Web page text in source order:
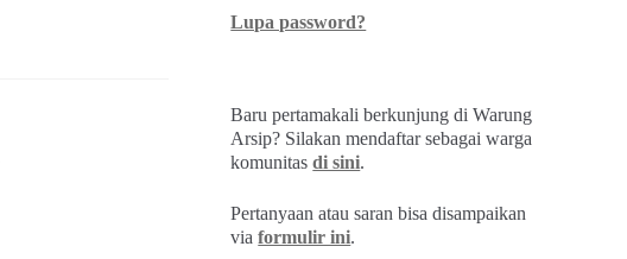
Lupa password?
Baru pertamakali berkunjung di Warung
Arsip? Silakan mendaftar sebagai warga
komunitasdi sini.
Pertanyaan atau saran bisa disampaikan
viaformulir ini.